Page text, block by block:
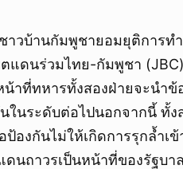
าวบ้านกัมพูชายอมยุติการ
แดนร่วมไทย-กัมพูชา
าที่ทหารทั้งสองฝ่ายจะนำ
ในระดับต่อไปนอกจากนี้ ทั้
ป้องกันไม่ให้เกิดการรุกล้ำ
ดนถาวรเป็นหน้าที่ของรัฐบ